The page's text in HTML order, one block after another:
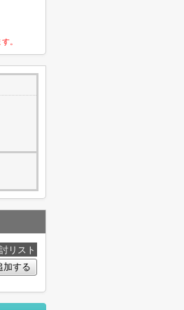
。
リスト
加する